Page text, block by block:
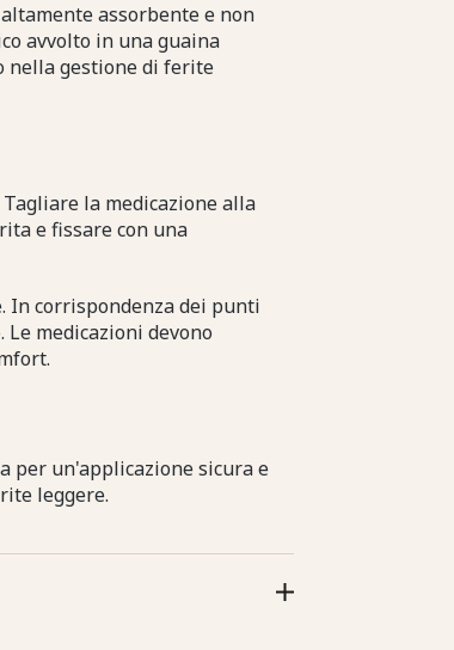
assorbente e non
avvolto in una guaina
nella gestione di ferite
la medicazione alla
e fissare con una
In corrispondenza dei punti
medicazioni devono
per un'applicazione sicura e
leggere.